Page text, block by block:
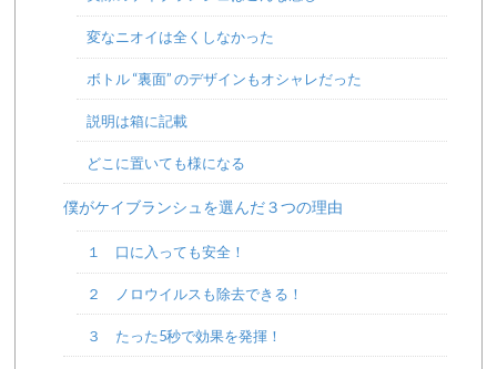
変なニオイは全くしなかった
ボトル “裏面” のデザインもオシャレだった
説明は箱に記載
どこに置いても様になる
僕がケイブランシュを選んだ３つの理由
１ 口に入っても安全！
２ ノロウイルスも除去できる！
３ たった5秒で効果を発揮！